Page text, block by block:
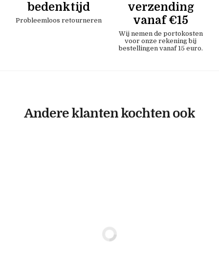
bedenktijd
Probleemloos retourneren
verzending
vanaf €15
Wij nemen de portokosten
voor onze rekening bij
bestellingen vanaf 15 euro.
Andere klanten kochten ook